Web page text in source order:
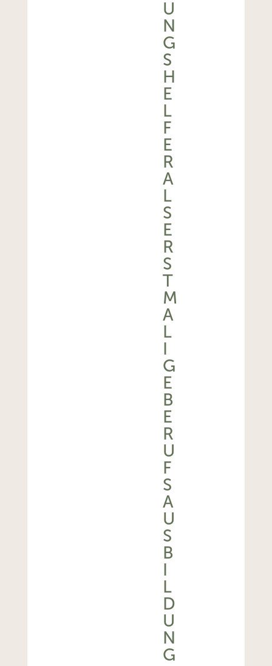
U
N
G
S
H
E
L
F
E
R
A
L
S
E
R
S
T
M
A
L
I
G
E
B
E
R
U
F
S
A
U
S
B
I
L
D
U
N
G